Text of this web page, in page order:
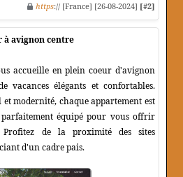
https:// [France] [26-08-2024] [#2]
à avignon centre
accueille en plein coeur d'avignon
vacances élégants et confortables.
modernité, chaque appartement est
parfaitement équipé pour vous offrir
de la proximité des sites
d'un cadre pais.